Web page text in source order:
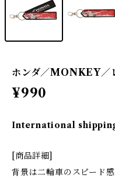
ホンダ／MONKEY／
¥990
International
[商品詳細]
背景は二輪車のスピード